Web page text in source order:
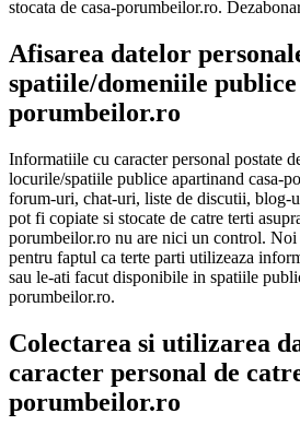
stocata de casa-porumbeilor.ro.
Afisarea datelor
spatiile/domeniile publice
porumbeilor.ro
Informatiile cu caracter personal postate
locurile/spatiile publice apartinand casa-
forum-uri, chat-uri, liste de discutii, blog-
pot fi copiate si stocate de catre terti
porumbeilor.ro nu are nici un control. Noi
pentru faptul ca terte parti utilizeaza
sau le-ati facut disponibile in spatiile
porumbeilor.ro.
Colectarea si utilizarea
caracter personal de
porumbeilor.ro